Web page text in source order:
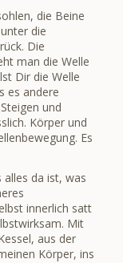
die Beine
die
Die
man die Welle
Dir die Welle
es andere
und
Körper und
Es
alles da ist, was
innerlich satt
Mit
aus der
Körper, ins